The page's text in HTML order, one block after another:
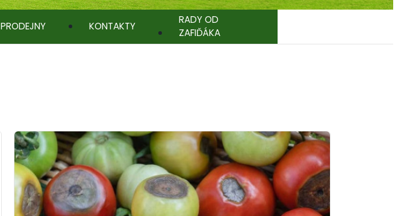
PRODEJNY KONTAKTY
RADY OD
ZAFIĎÁKA